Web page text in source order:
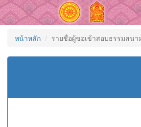
หน้าหลัก รายชื่อผู้ขอเข้าสอบธรรมสน